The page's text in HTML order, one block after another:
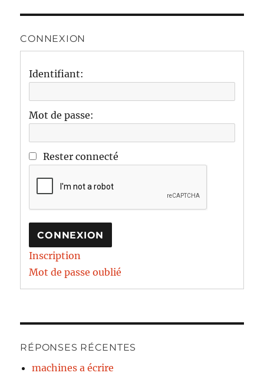
CONNEXION
Identifiant:
Mot de passe:
Rester connecté
CONNEXION
Inscription
Mot de passe oublié
RÉPONSES RÉCENTES
machines a écrire